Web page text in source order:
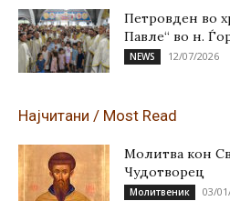
Петровден во
Павле“ во н.
NEWS 12/07/2026
Најчитани / Most Read
Молитва кон
Чудотворец
Молитвеник 03/